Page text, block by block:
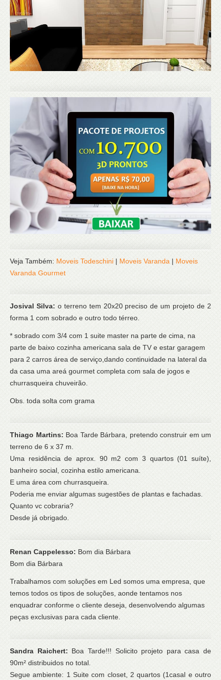
Veja Também: Moveis Todeschini | Moveis Varanda | Moveis
Varanda Gourmet
Josival Silva: o terreno tem 20x20 preciso de um projeto de 2
forma 1 com sobrado e outro todo térreo.
* sobrado com 3/4 com 1 suite master na parte de cima, na
parte de baixo cozinha americana sala de TV e estar garagem
para 2 carros área de serviço,dando continuidade na lateral da
da casa uma areá gourmet completa com sala de jogos e
churrasqueira chuveirão.
Obs. toda solta com grama
Thiago Martins: Boa Tarde Bárbara, pretendo construir em um
terreno de 6 x 37 m.
Uma residência de aprox. 90 m2 com 3 quartos (01 suíte),
banheiro social, cozinha estilo americana.
E uma área com churrasqueira.
Poderia me enviar algumas sugestões de plantas e fachadas.
Quanto vc cobraria?
Desde já obrigado.
Renan Cappelesso: Bom dia Bárbara
Bom dia Bárbara
Trabalhamos com soluções em Led somos uma empresa, que
temos todos os tipos de soluções, aonde tentamos nos
enquadrar conforme o cliente deseja, desenvolvendo algumas
peças exclusivas para cada cliente.
Sandra Raichert: Boa Tarde!!! Solicito projeto para casa de
90m² distribuidos no total.
Segue ambiente: 1 Suite com closet, 2 quartos (1casal e outro